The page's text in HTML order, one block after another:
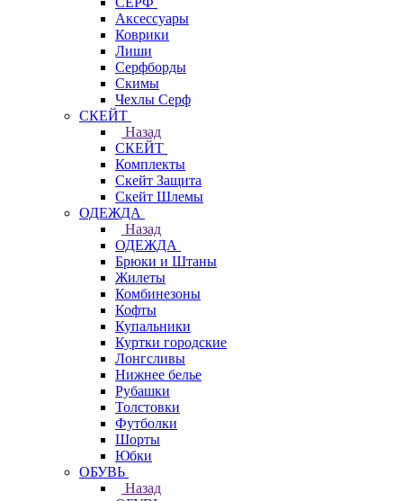
Аксессуары
Коврики
Лиши
Серфборды
Скимы
Чехлы Cерф
СКЕЙТ
Назад
СКЕЙТ
Комплекты
Скейт Защита
Скейт Шлемы
ОДЕЖДА
Назад
ОДЕЖДА
Брюки и Штаны
Жилеты
Комбинезоны
Кофты
Купальники
Куртки городские
Лонгсливы
Нижнее белье
Рубашки
Толстовки
Футболки
Шорты
Юбки
ОБУВЬ
Назад